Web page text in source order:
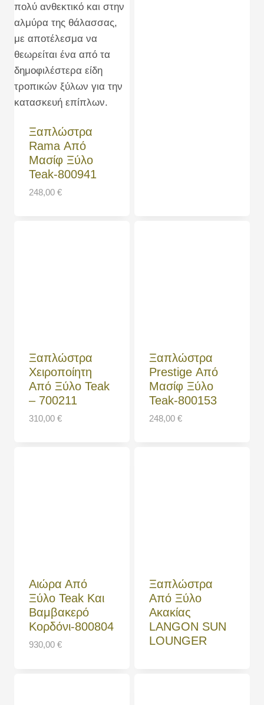
Ξαπλώστρα
Rama Από
Μασίφ Ξύλο
Teak-800941
248,00 €
Ξαπλώστρα
Χειροποίητη
Από Ξύλο Teak
– 700211
310,00 €
Ξαπλώστρα
Prestige Από
Μασίφ Ξύλο
Teak-800153
248,00 €
Αιώρα Από
Ξύλο Teak Και
Βαμβακερό
Κορδόνι-800804
930,00 €
Ξαπλώστρα
Από Ξύλο
Ακακίας
LANGON SUN
LOUNGER